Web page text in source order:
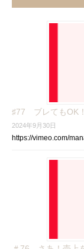
♯77 ブレてもOK！
2024年9月30日
https://vimeo.com/